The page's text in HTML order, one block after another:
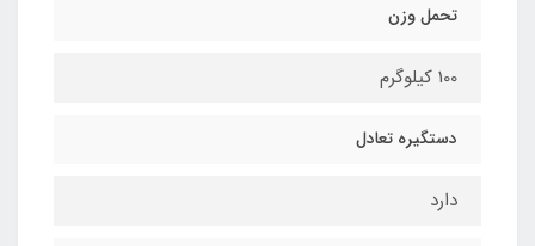
تحمل وزن
100 کیلوگرم
دستگیره تعادل
دارد